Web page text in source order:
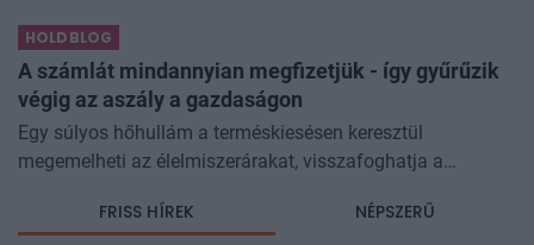
különösen nagy...
HOLDBLOG
A számlát mindannyian megfizetjük - így gyűrűzik
végig az aszály a gazdaságon
Egy súlyos hőhullám a terméskiesésen keresztül
megemelheti az élelmiszerárakat, visszafoghatja a
még az állam finanszírozását is m
FRISS HÍREK NÉPSZERŰ